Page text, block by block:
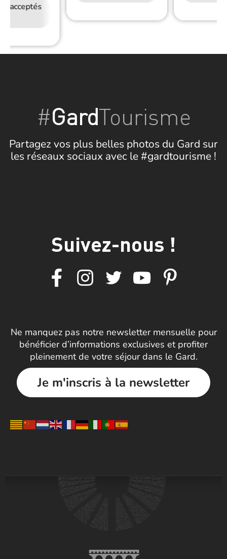
acceptés
Wifi
#GardTourisme
Partagez vos plus belles photos du Gard sur
les réseaux sociaux avec le #gardtourisme !
Suivez-nous !
Ne manquez pas notre newsletter mensuelle pour
bénéficier d’informations exclusives et profiter
pleinement de votre séjour dans le Gard.
Je m'inscris à la newsletter